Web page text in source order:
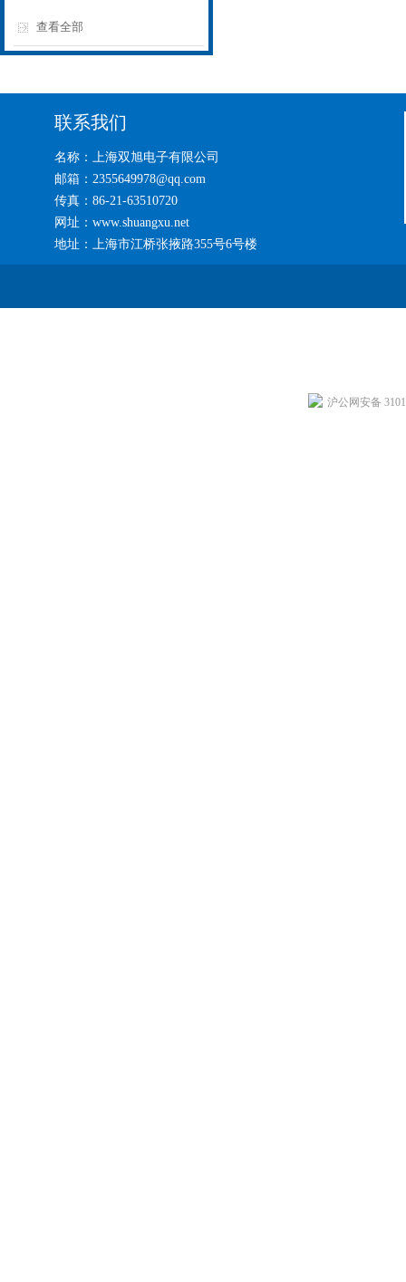
查看全部
联系我们
名称：上海双旭电子有限公司
邮箱：2355649978@qq.com
传真：86-21-63510720
网址：www.shuangxu.net
地址：上海市江桥张掖路355号6号楼
沪公网安备